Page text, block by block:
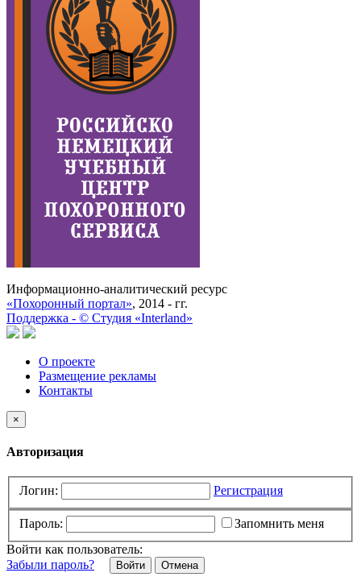
Информационно-аналитический ресурс
«Похоронный портал», 2014 - гг.
Поддержка - © Cтудия «Interland»
О проекте
Размещение рекламы
Контакты
×
Авторизация
Логин: Регистрация
Пароль:
Запомнить меня
Войти как пользователь:
Забыли пароль?
Отмена